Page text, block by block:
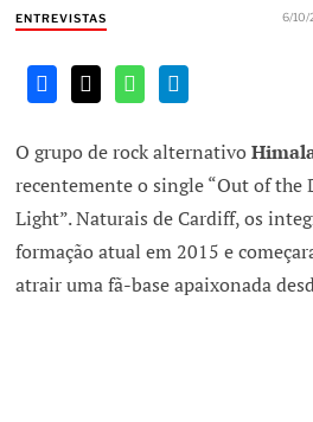
ENTREVISTAS 6/10/
O grupo de rock alternativo
recentemente o single “Out of the
Light”. Naturais de Cardiff, os
formação atual em 2015 e
atrair uma fã-base apaixonada